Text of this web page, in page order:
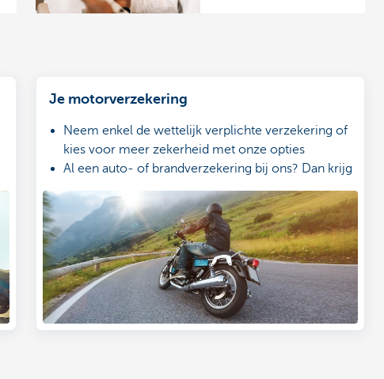
Je motorverzekering
Neem enkel de wettelijk verplichte verzekering of
kies voor meer zekerheid met onze opties
Al een auto- of brandverzekering bij ons? Dan krijg
je een extra voordelig tarief
Waar je ook bent, schade aangeven doe je met
onze app